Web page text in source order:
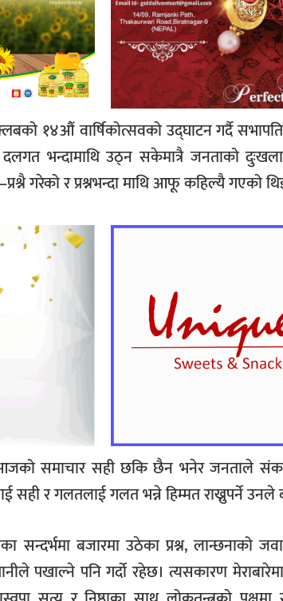
१४औं वार्षिकोत्सवको उद्घाटन गर्दै
दलगत भन्दामाथि उठ्न सकेमात्रै जनताको
गरेको र प्रश्नभन्दा माथि आफू कहिल्यै गएको
समाचार सही छकि छैन भनेर जनताले
सही र गलतलाई गलत भन्ने हिम्मत राख्नुपर्ने उनले
सन्दर्भमा बजारमा उठेका प्रश्न,
पखाल्ने पनि गर्दो रहेछ। त्यसकारण